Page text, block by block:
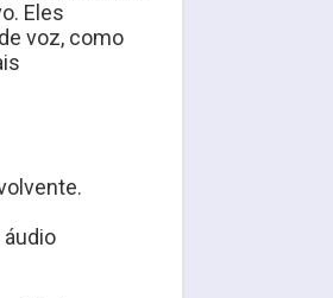
Eles
voz, como
áudio